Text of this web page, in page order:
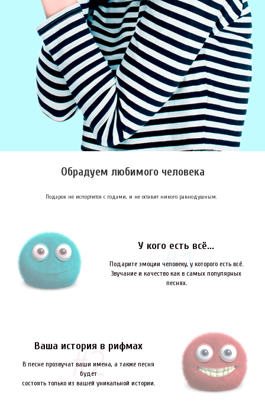
Обрадуем любимого человека
Подарок не испортится с годами, и не оставит никого равнодушным.
У кого есть всё...
Подарите эмоции человеку, у которого есть всё.
Звучание и качество как в самых популярных
песнях.
Ваша история в рифмах
В песне прозвучат ваши имена, а также песня
будет
состоять только из вашей уникальной истории.